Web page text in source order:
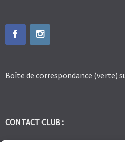
Boîte de correspondance (verte)
CONTACT CLUB :